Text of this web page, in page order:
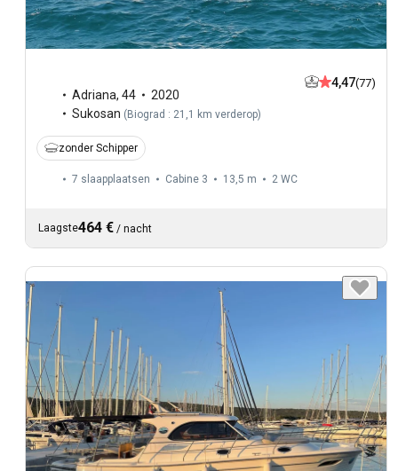
Adriana, 44
2020
Sukosan (Biograd : 21,1 km verderop)
4,47(77)
zonder Schipper
7 slaapplaatsen Cabine 3 13,5 m 2 WC
Laagste464 € / nacht